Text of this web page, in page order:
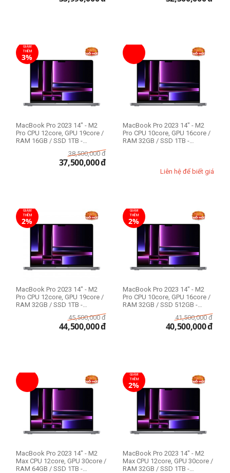
GIẢM
THÊM
3%
MacBook Pro 2023 14" - M2
Pro CPU 12core, GPU 19core /
RAM 16GB / SSD 1TB -
38,500,000 đ
37,500,000đ
MacBook Pro 2023 14" - M2
Pro CPU 10core, GPU 16core /
RAM 32GB / SSD 1TB -
Liên hệ để biết giá
GIẢM
THÊM
2%
MacBook Pro 2023 14" - M2
Pro CPU 12core, GPU 19core /
RAM 32GB / SSD 1TB -
45,500,000 đ
44,500,000đ
GIẢM
THÊM
2%
MacBook Pro 2023 14" - M2
Pro CPU 10core, GPU 16core /
RAM 32GB / SSD 512GB -
41,500,000 đ
40,500,000đ
MacBook Pro 2023 14" - M2
Max CPU 12core, GPU 30core /
RAM 64GB / SSD 1TB -
GIẢM
THÊM
2%
MacBook Pro 2023 14" - M2
Max CPU 12core, GPU 30core /
RAM 32GB / SSD 1TB -